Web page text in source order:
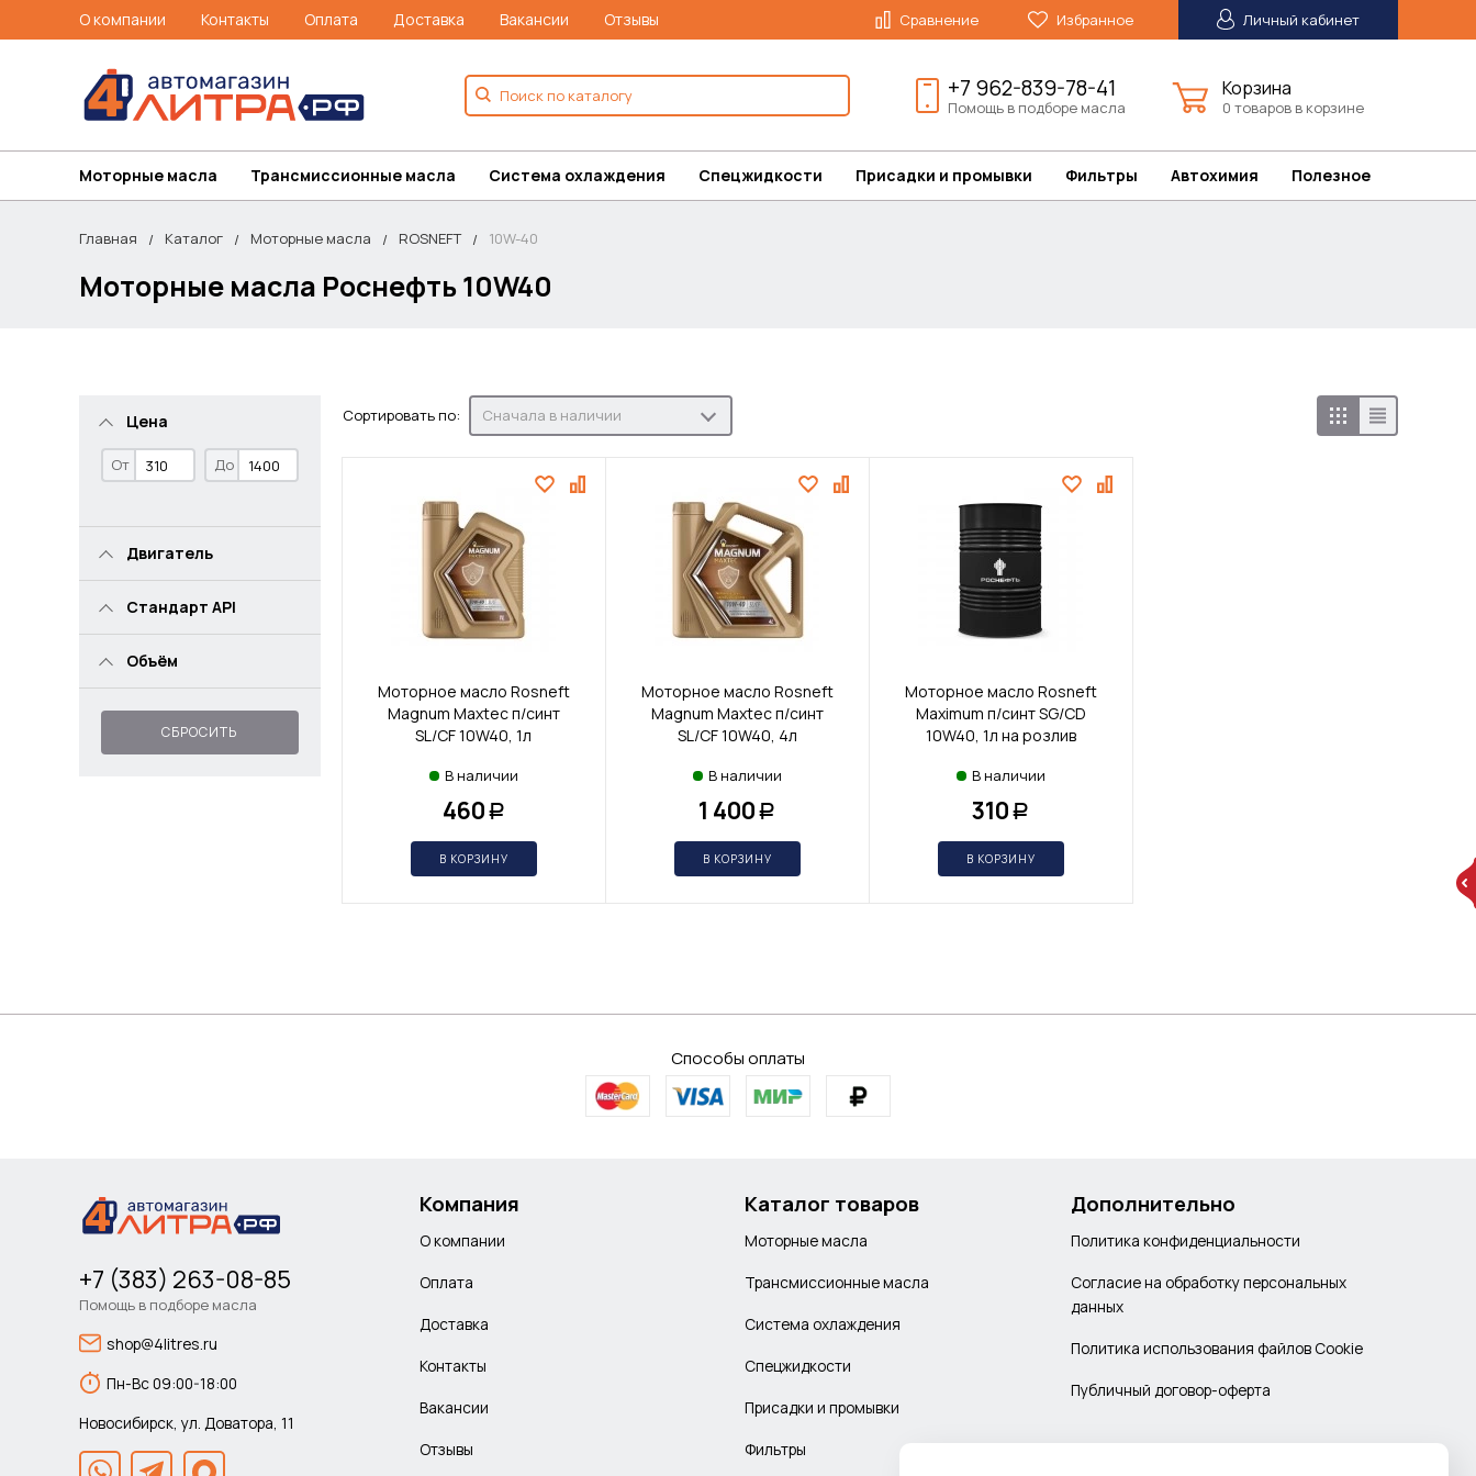
О компании Контакты Оплата Доставка Вакансии Отзывы Сравнение Избранное Личный кабинет
+7 962-839-78-41
Помощь в подборе масла
Корзина
0 товаров в корзине
Моторные масла Трансмиссионные масла Система охлаждения Спецжидкости Присадки и промывки Фильтры Автохимия Полезное
Главная Каталог Моторные масла ROSNEFT 10W-40
Моторные масла Роснефть 10W40
Цена
От До
Двигатель
Стандарт API
Объём
СБРОСИТЬ
Сортировать по: Сначала в наличии
Моторное масло Rosneft
Magnum Maxtec п/синт
SL/CF 10W40, 1л
В наличии
460 Р
В КОРЗИНУ
Моторное масло Rosneft
Magnum Maxtec п/синт
SL/CF 10W40, 4л
В наличии
1 400 Р
В КОРЗИНУ
Моторное масло Rosneft
Maximum п/синт SG/CD
10W40, 1л на розлив
В наличии
310 Р
В КОРЗИНУ
Способы оплаты
+7 (383) 263-08-85
Помощь в подборе масла
shop@4litres.ru
Пн-Вс 09:00-18:00
Новосибирск, ул. Доватора, 11
Компания
О компании
Оплата
Доставка
Контакты
Вакансии
Отзывы
Каталог товаров
Моторные масла
Трансмиссионные масла
Система охлаждения
Спецжидкости
Присадки и промывки
Фильтры
Дополнительно
Политика конфиденциальности
Согласие на обработку персональных
данных
Политика использования файлов Cookie
Публичный договор-оферта